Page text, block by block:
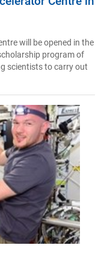
will be opened in the
program of
scientists to carry out